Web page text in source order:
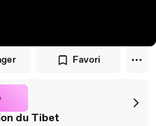
Favori
du Tibet